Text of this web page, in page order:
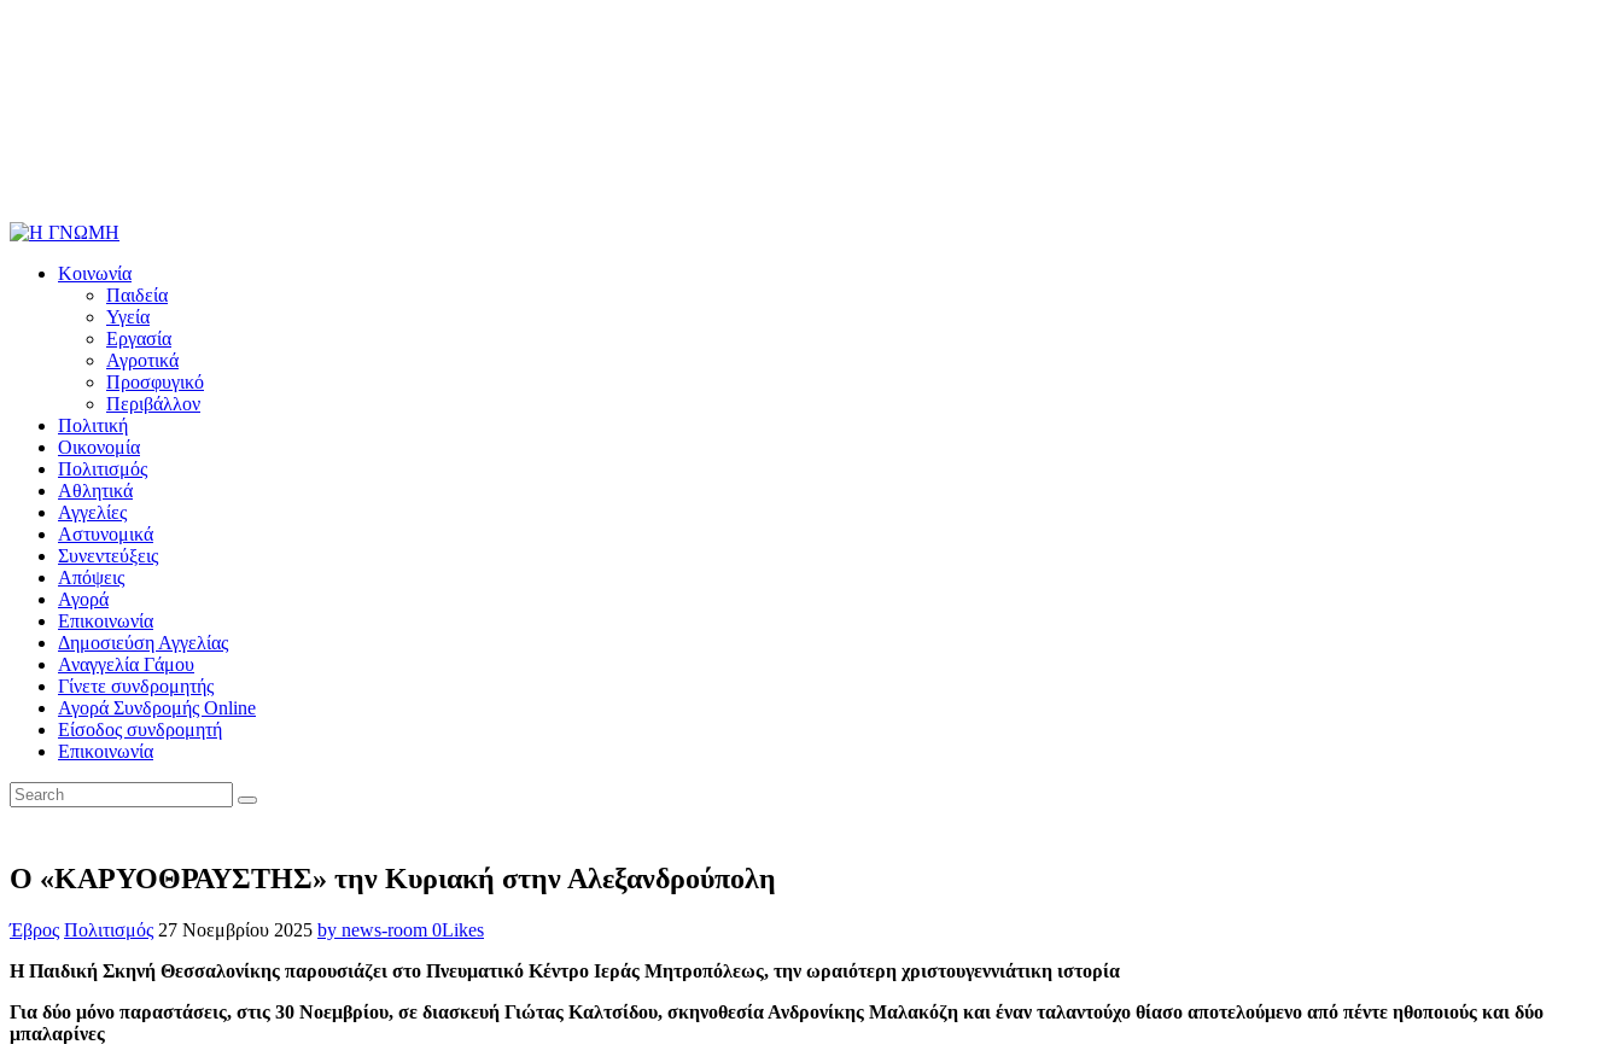
Κοινωνία
Παιδεία
Υγεία
Εργασία
Αγροτικά
Προσφυγικό
Περιβάλλον
Πολιτική
Οικονομία
Πολιτισμός
Αθλητικά
Αγγελίες
Αστυνομικά
Συνεντεύξεις
Απόψεις
Αγορά
Επικοινωνία
Δημοσιεύση Αγγελίας
Αναγγελία Γάμου
Γίνετε συνδρομητής
Αγορά Συνδρομής Online
Είσοδος συνδρομητή
Επικοινωνία
Ο «ΚΑΡΥΟΘΡΑΥΣΤΗΣ» την Κυριακή στην Αλεξανδρούπολη
Έβρος Πολιτισμός 27 Νοεμβρίου 2025 by news-room 0Likes
Η Παιδική Σκηνή Θεσσαλονίκης παρουσιάζει στο Πνευματικό Κέντρο Ιεράς Μητροπόλεως, την ωραιότερη χριστουγεννιάτικη ιστορία
Για δύο μόνο παραστάσεις, στις 30 Νοεμβρίου, σε διασκευή Γιώτας Καλτσίδου, σκηνοθεσία Ανδρονίκης Μαλακόζη και έναν ταλαντούχο θίασο αποτελούμενο από πέντε ηθοποιούς και δύο
μπαλαρίνες